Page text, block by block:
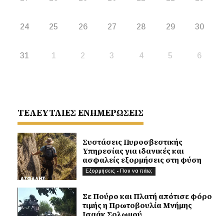
24 25 26 27 28 29 30
31 1 2 3 4 5 6
ΤΕΛΕΥΤΑΙΕΣ ΕΝΗΜΕΡΩΣΕΙΣ
Συστάσεις Πυροσβεστικής
Υπηρεσίας για ιδανικές και
ασφαλείς εξορμήσεις στη φύση
Εξορμήσεις - Που να πάω;
Σε Πούρο και Πλατή απότισε φόρο
τιμής η Πρωτοβουλία Μνήμης